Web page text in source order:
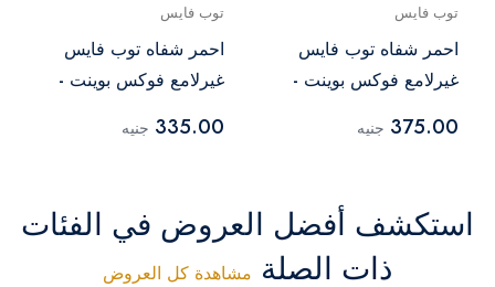
توب فايس
احمر شفاه توب فايس
غيرلامع فوكس بوينت -
375.00 جنيه
توب فايس
احمر شفاه توب فايس
غيرلامع فوكس بوينت -
335.00 جنيه
استكشف أفضل العروض في الفئات
ذات الصلة مشاهدة كل العروض